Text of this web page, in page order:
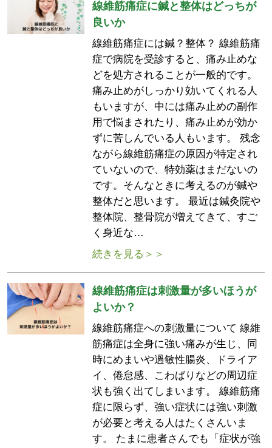
線維筋痛症に鍼と整体はどっちが
良いか
線維筋痛症には鍼？整体？ 線維筋痛
症で病院を受診すると、痛み止めな
どを処方されることが一般的です。
痛み止めがしっかり効いてくれる人
もいますが、中には痛み止めの副作
用で悩まされたり、痛み止めが効か
ずに苦しんでいる人もいます。 残念
ながら線維筋痛症の原因が特定され
ていないので、特効薬はまだないの
です。そんなときに考えるのが鍼や
整体だと思います。 最近は鍼灸院や
整体院、整骨院が増えてきて、すご
く身近な…
続きを見る＞＞
線維筋痛症は刺激量が多いほうが
よいか？
線維筋痛症への刺激量について 線維
筋痛症は全身に強い痛みが生じ、同
時にめまいや過敏性腸炎、ドライア
イ、倦怠感、こわばりなどの周辺症
状も強く出てしまいます。 線維筋痛
症に限らず、強い症状には強い刺激
が必要と考える人はたくさんいま
す。 たまに患者さんでも「症状が強